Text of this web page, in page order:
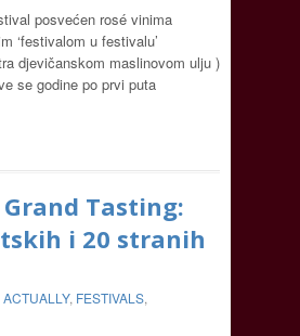
posvećen rosé vinima
‘festivalom u festivalu’
djevičanskom maslinovom ulju )
se godine po prvi puta
Tasting:
i 20 stranih
ACTUALLY, FESTIVALS,